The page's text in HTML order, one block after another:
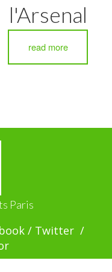
l'Arsenal
read more
Paris
/ Twitter/